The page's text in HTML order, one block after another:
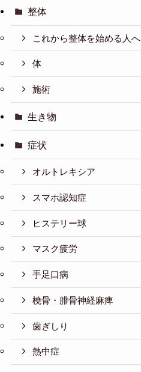
整体
これから整体を始める人へ
体
施術
生き物
症状
オルトレキシア
スマホ認知症
ヒステリー球
マスク疲労
手足口病
橈骨・腓骨神経麻痺
歯ぎしり
熱中症